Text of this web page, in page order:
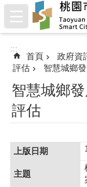
跳到主要內容區塊
:::
:::
首頁 政府資
評估
智慧城鄉
智慧城鄉
評估